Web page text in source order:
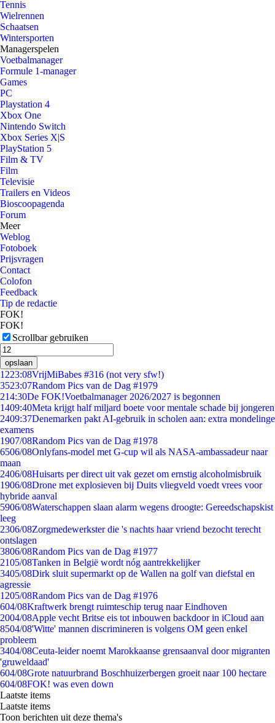
Tennis
Wielrennen
Schaatsen
Wintersporten
Managerspelen
Voetbalmanager
Formule 1-manager
Games
PC
Playstation 4
Xbox One
Nintendo Switch
Xbox Series X|S
PlayStation 5
Film & TV
Film
Televisie
Trailers en Videos
Bioscoopagenda
Forum
Meer
Weblog
Fotoboek
Prijsvragen
Contact
Colofon
Feedback
Tip de redactie
FOK!
FOK!
Scrollbar gebruiken
opslaan
1223:08VrijMiBabes #316 (not very sfw!)
3523:07Random Pics van de Dag #1979
214:30De FOK!Voetbalmanager 2026/2027 is begonnen
1409:40Meta krijgt half miljard boete voor mentale schade bij jongeren
2409:37Denemarken pakt AI-gebruik in scholen aan: extra mondelinge
examens
1907/08Random Pics van de Dag #1978
6506/08Onlyfans-model met G-cup wil als NASA-ambassadeur naar
maan
2406/08Huisarts per direct uit vak gezet om ernstig alcoholmisbruik
1906/08Drone met explosieven bij Duits vliegveld voedt vrees voor
hybride aanval
5906/08Waterschappen slaan alarm wegens droogte: Gereedschapskist
leeg
2306/08Zorgmedewerkster die 's nachts haar vriend bezocht terecht
ontslagen
3806/08Random Pics van de Dag #1977
2105/08Tanken in België wordt nóg aantrekkelijker
3405/08Dirk sluit supermarkt op de Wallen na golf van diefstal en
agressie
1205/08Random Pics van de Dag #1976
604/08Kraftwerk brengt ruimteschip terug naar Eindhoven
2004/08Apple vecht Britse eis tot inbouwen backdoor in iCloud aan
8504/08'Witte' mannen discrimineren is volgens OM geen enkel
probleem
3404/08Ceuta-leider noemt Marokkaanse grensaanval door migranten
'gruweldaad'
604/08Grote natuurbrand Boschhuizerbergen groeit naar 100 hectare
604/08FOK! was even down
Laatste items
Laatste items
Toon berichten uit deze thema's